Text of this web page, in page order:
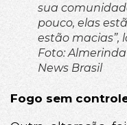
sua
pouco, elas
estão macias”,
Foto:
News Brasil
Fogo sem